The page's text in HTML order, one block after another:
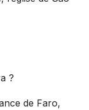
de Faro,